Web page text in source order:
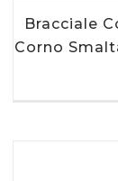
Bracciale
Corno